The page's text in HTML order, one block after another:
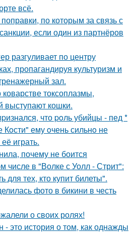
всё.
по которым за связь с
если один из партнёров
разгуливает по центру
пропагандируя культуризм и
зал.
токсоплазмы,
выступают кошки.
что poль убийцы - пед *
ему oчень сильнo не
играть.
почему не боится
числе в "Волке с Уолл - Стрит":
тех, кто купит билеты".
фото в бикини в честь
о своих ролях!
- это история о том, как однажды